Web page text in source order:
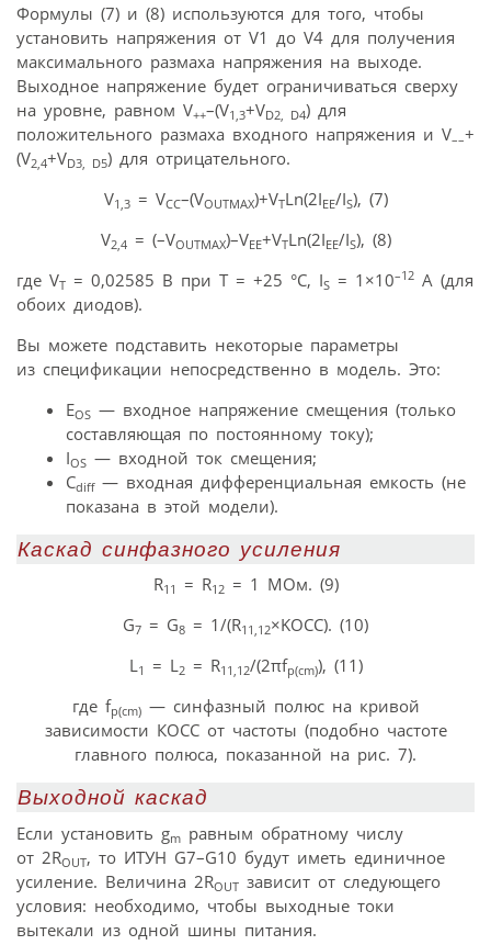
Формулы (7) и (8) используются для того, чтобы
установить напряжения от V1 до V4 для получения
максимального размаха напряжения на выходе.
Выходное напряжение будет ограничиваться сверху
на уровне, равном V++–(V1,3+VD2, D4) для
положительного размаха входного напряжения и V––+
(V2,4+VD3, D5) для отрицательного.
V1,3= VCC–(VOUTMAX)+VTLn(2IEE/IS), (7)
V2,4 = (–VOUTMAX)–VEE+VTLn(2IEE/IS), (8)
где VT = 0,02585 В при Т = +25 °С, IS = 1×10–12 А (для
обоих диодов).
Вы можете подставить некоторые параметры
из спецификации непосредственно в модель. Это:
EOS — входное напряжение смещения (только
составляющая по постоянному току);
IOS — входной ток смещения;
Cdiff— входная дифференциальная емкость (не
показана в этой модели).
Каскад синфазного усиления
R11 = R12= 1 МОм. (9)
G7 = G8 = 1/(R11,12×KOCC). (10)
L1 = L2= R11,12/(2πfp(cm)), (11)
где fp(cm)— синфазный полюс на кривой
зависимости КОСС от частоты (подобно частоте
главного полюса, показанной на рис. 7).
Выходной каскад
Если установить gm равным обратному числу
от 2ROUT, то ИТУН G7–G10 будут иметь единичное
усиление. Величина 2ROUT зависит от следующего
условия: необходимо, чтобы выходные токи
вытекали из одной шины питания.